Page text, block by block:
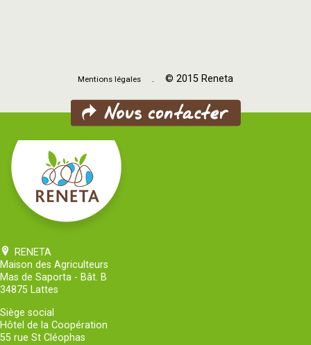
Mentions légales . © 2015 Reneta
RENETA
Maison des Agriculteurs
Mas de Saporta - Bât. B
34875 Lattes
Siège social
Hôtel de la Coopération
55 rue St Cléophas